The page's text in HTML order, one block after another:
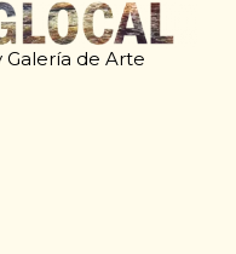
de Arte